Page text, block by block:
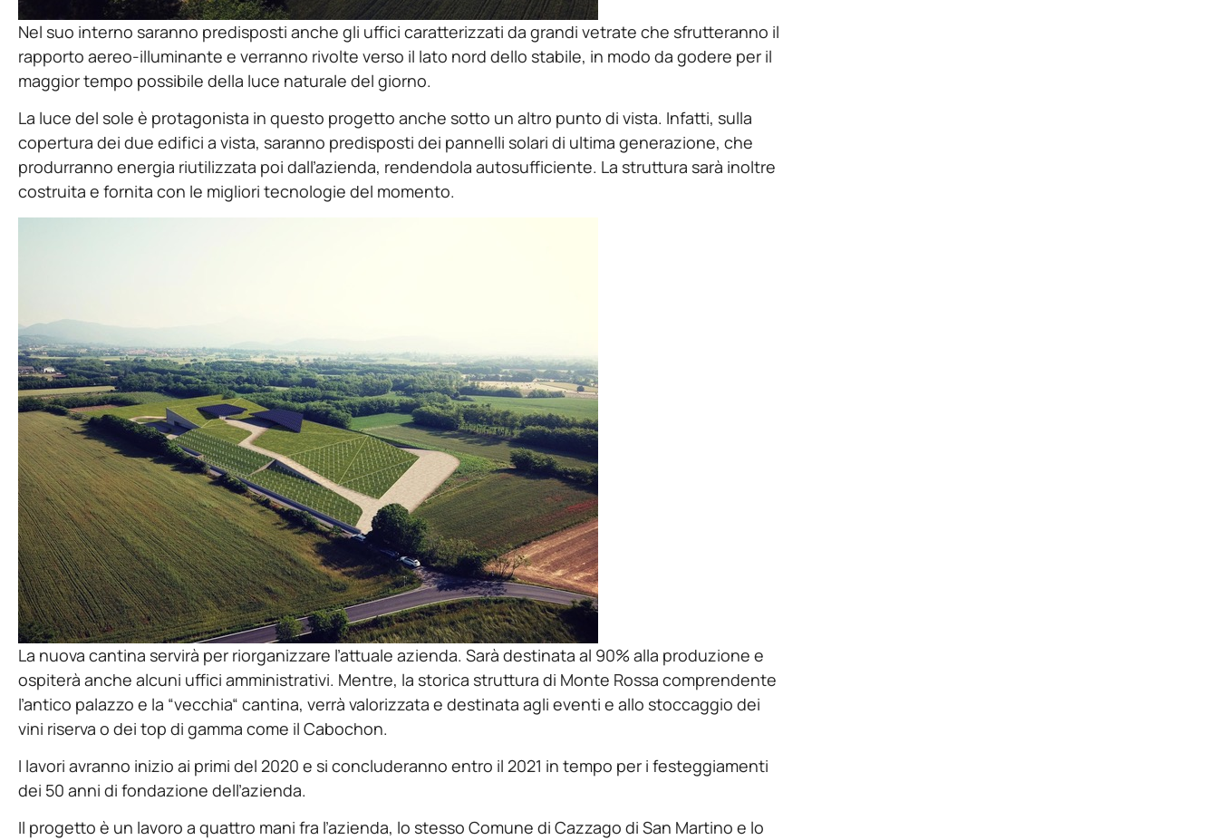
Nel suo interno saranno predisposti anche gli uffici caratterizzati da grandi vetrate che sfrutteranno il
rapporto aereo-illuminante e verranno rivolte verso il lato nord dello stabile, in modo da godere per il
maggior tempo possibile della luce naturale del giorno.
La luce del sole è protagonista in questo progetto anche sotto un altro punto di vista. Infatti, sulla
copertura dei due edifici a vista, saranno predisposti dei pannelli solari di ultima generazione, che
produrranno energia riutilizzata poi dall’azienda, rendendola autosufficiente. La struttura sarà inoltre
costruita e fornita con le migliori tecnologie del momento.
La nuova cantina servirà per riorganizzare l’attuale azienda. Sarà destinata al 90% alla produzione e
ospiterà anche alcuni uffici amministrativi. Mentre, la storica struttura di Monte Rossa comprendente
l’antico palazzo e la “vecchia“ cantina, verrà valorizzata e destinata agli eventi e allo stoccaggio dei
vini riserva o dei top di gamma come il Cabochon.
I lavori avranno inizio ai primi del 2020 e si concluderanno entro il 2021 in tempo per i festeggiamenti
dei 50 anni di fondazione dell’azienda.
Il progetto è un lavoro a quattro mani fra l’azienda, lo stesso Comune di Cazzago di San Martino e lo